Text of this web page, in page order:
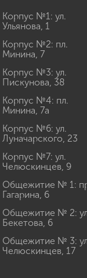
Корпус №1: ул.
Ульянова, 1
Корпус №2: пл.
Минина, 7
Корпус №3: ул.
Пискунова, 38
Корпус №4: пл.
Минина, 7а
Корпус №6: ул.
Луначарского, 23
Корпус №7: ул.
Челюскинцев, 9
Общежитие № 1:
Гагарина, 6
Общежитие № 2:
Бекетова, 6
Общежитие № 3:
Челюскинцев, 17